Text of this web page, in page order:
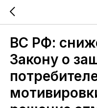
ВС РФ:
Закону о